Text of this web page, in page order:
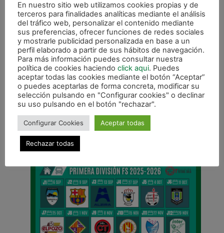
ANTERIOR
Osasuna Magna, preparado para competir en Antequera
CALENDARIO DE LIGA
En nuestro sitio web utilizamos cookies propias y de
terceros para finalidades analíticas mediante el análisis
del tráfico web, personalizar el contenido mediante
sus preferencias, ofrecer funciones de redes sociales
y mostrarle publicidad personalizada en base a un
perfil elaborado a partir de sus hábitos de navegación.
Para más información puedes consultar nuestra
política de cookies haciendo click aqui. Puedes
aceptar todas las cookies mediante el botón “Aceptar”
o puedes aceptarlas de forma concreta, modificar su
selección pulsando en "Configurar cookies" o declinar
su uso pulsando en el botón "rechazar".
Configurar Cookies Aceptar todas
Rechazar todas